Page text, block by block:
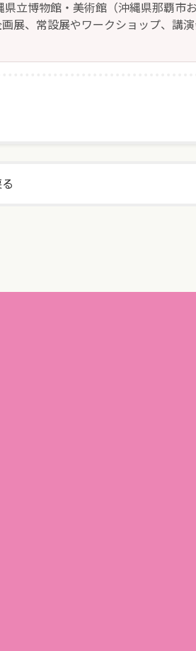
立博物館・美術館（沖縄県那覇市
展、常設展やワークショップ、講